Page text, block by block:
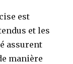
est
et les
assurent
manière